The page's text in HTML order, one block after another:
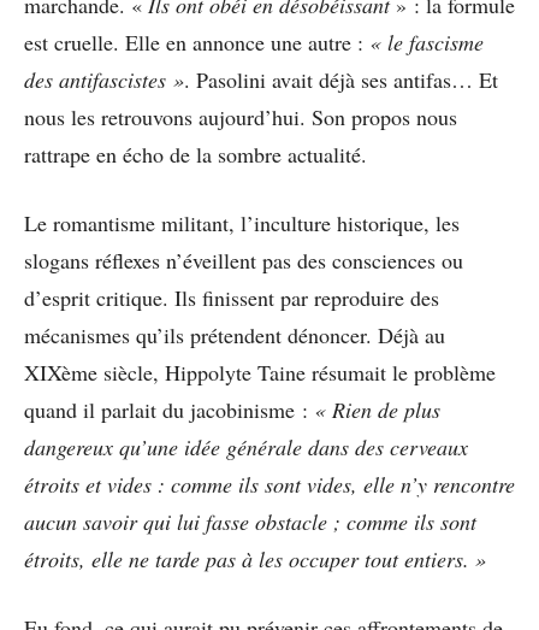
est cruelle. Elle en annonce une autre : « le fascisme
des antifascistes ». Pasolini avait déjà ses antifas… Et
nous les retrouvons aujourd’hui. Son propos nous
rattrape en écho de la sombre actualité.
Le romantisme militant, l’inculture historique, les
slogans réflexes n’éveillent pas des consciences ou
d’esprit critique. Ils finissent par reproduire des
mécanismes qu’ils prétendent dénoncer. Déjà au
XIXème siècle, Hippolyte Taine résumait le problème
quand il parlait du jacobinisme : « Rien de plus
dangereux qu’une idée générale dans des cerveaux
étroits et vides : comme ils sont vides, elle n’y rencontre
aucun savoir qui lui fasse obstacle ; comme ils sont
étroits, elle ne tarde pas à les occuper tout entiers. »